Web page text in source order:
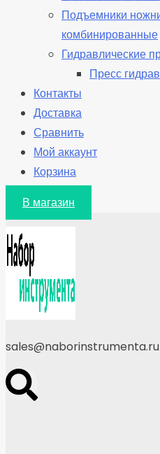
Подъемники
комбинированные
Гидравлические
Пресс
Контакты
Доставка
Сравнить
Мой аккаунт
Корзина
В магазин
sales@naborinstrumenta.ru